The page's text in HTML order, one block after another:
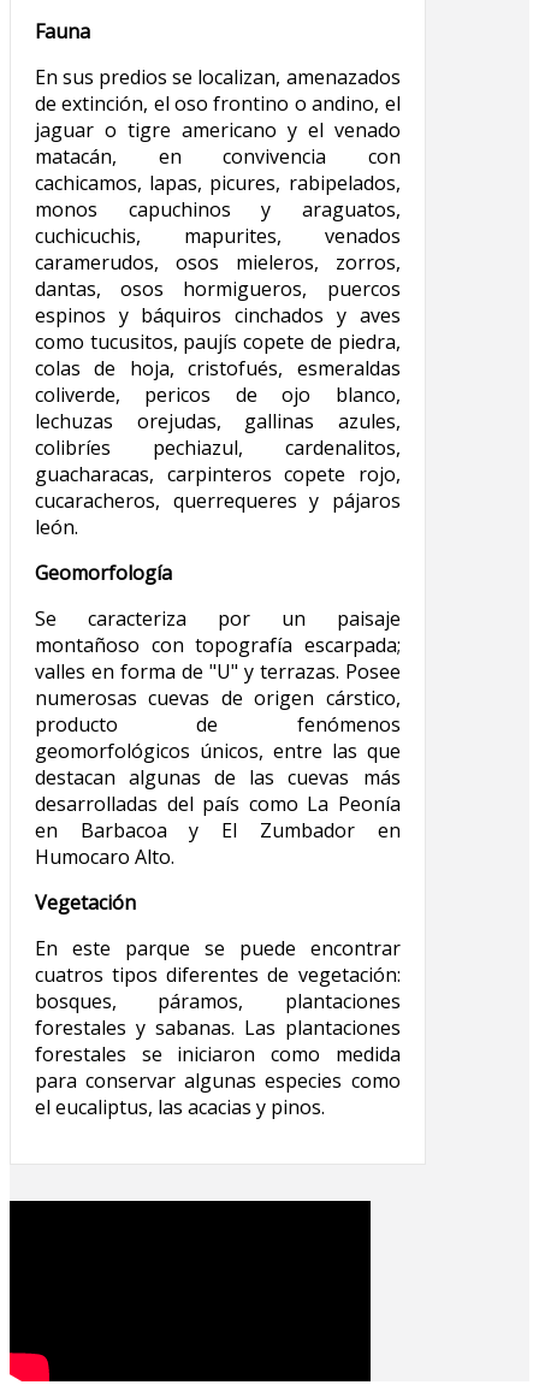
Fauna
En sus predios se localizan, amenazados
de extinción, el oso frontino o andino, el
jaguar o tigre americano y el venado
matacán, en convivencia con
cachicamos, lapas, picures, rabipelados,
monos capuchinos y araguatos,
cuchicuchis, mapurites, venados
caramerudos, osos mieleros, zorros,
dantas, osos hormigueros, puercos
espinos y báquiros cinchados y aves
como tucusitos, paujís copete de piedra,
colas de hoja, cristofués, esmeraldas
coliverde, pericos de ojo blanco,
lechuzas orejudas, gallinas azules,
colibríes pechiazul, cardenalitos,
guacharacas, carpinteros copete rojo,
cucaracheros, querrequeres y pájaros
león.
Geomorfología
Se caracteriza por un paisaje
montañoso con topografía escarpada;
valles en forma de "U" y terrazas. Posee
numerosas cuevas de origen cárstico,
producto de fenómenos
geomorfológicos únicos, entre las que
destacan algunas de las cuevas más
desarrolladas del país como La Peonía
en Barbacoa y El Zumbador en
Humocaro Alto.
Vegetación
En este parque se puede encontrar
cuatros tipos diferentes de vegetación:
bosques, páramos, plantaciones
forestales y sabanas. Las plantaciones
forestales se iniciaron como medida
para conservar algunas especies como
el eucaliptus, las acacias y pinos.